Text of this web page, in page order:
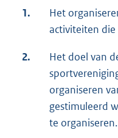
1.
Het
activiteiten
2.
Het doel van
organiseren
gestimuleerd
te organiseren.